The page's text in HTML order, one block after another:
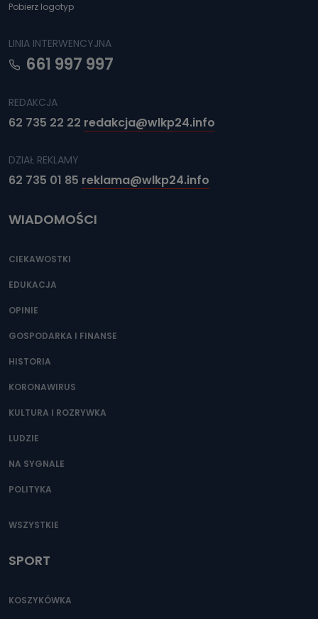
Pobierz logotyp
LINIA INTERWENCYJNA
661 997 997
REDAKCJA
62 735 22 22 redakcja@wlkp24.info
DZIAŁ REKLAMY
62 735 01 85 reklama@wlkp24.info
WIADOMOŚCI
CIEKAWOSTKI
EDUKACJA
OPINIE
GOSPODARKA I FINANSE
HISTORIA
KORONAWIRUS
KULTURA I ROZRYWKA
LUDZIE
NA SYGNALE
POLITYKA
WSZYSTKIE
SPORT
KOSZYKÓWKA